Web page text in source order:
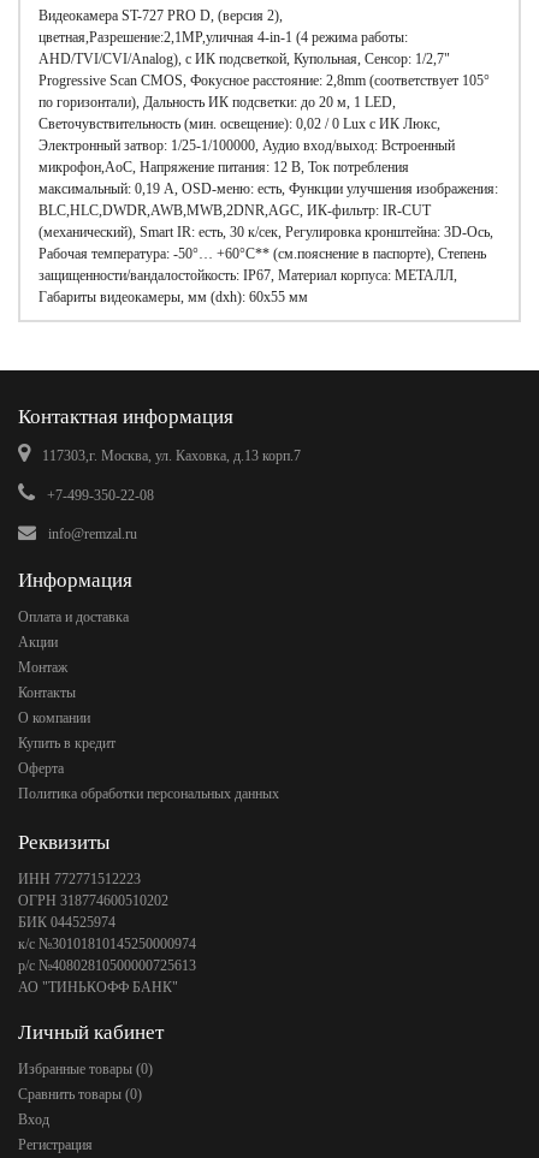
Видеокамера ST-727 PRO D, (версия 2),
цветная,Разрешение:2,1MP,уличная 4-in-1 (4 режима работы:
AHD/TVI/CVI/Analog), с ИК подсветкой, Купольная, Сенсор: 1/2,7"
Progressive Scan CMOS, Фокусное расстояние: 2,8mm (соответствует 105°
по горизонтали), Дальность ИК подсветки: до 20 м, 1 LED,
Светочувствительность (мин. освещение): 0,02 / 0 Lux с ИК Люкс,
Электронный затвор: 1/25-1/100000, Аудио вход/выход: Встроенный
микрофон,AoC, Напряжение питания: 12 В, Ток потребления
максимальный: 0,19 А, OSD-меню: есть, Функции улучшения изображения:
BLC,HLC,DWDR,AWB,MWB,2DNR,AGC, ИК-фильтр: IR-CUT
(механический), Smart IR: есть, 30 к/сек, Регулировка кронштейна: 3D-Ось,
Рабочая температура: -50°… +60°С** (см.пояснение в паспорте), Степень
защищенности/вандалостойкость: IP67, Материал корпуса: МЕТАЛЛ,
Габариты видеокамеры, мм (dхh): 60x55 мм
Контактная информация
117303,г. Москва, ул. Каховка, д.13 корп.7
+7-499-350-22-08
info@remzal.ru
Информация
Оплата и доставка
Акции
Монтаж
Контакты
О компании
Купить в кредит
Оферта
Политика обработки персональных данных
Реквизиты
ИНН 772771512223
ОГРН 318774600510202
БИК 044525974
к/с №30101810145250000974
р/с №40802810500000725613
АО "ТИНЬКОФФ БАНК"
Личный кабинет
Избранные товары (0)
Сравнить товары (0)
Вход
Регистрация